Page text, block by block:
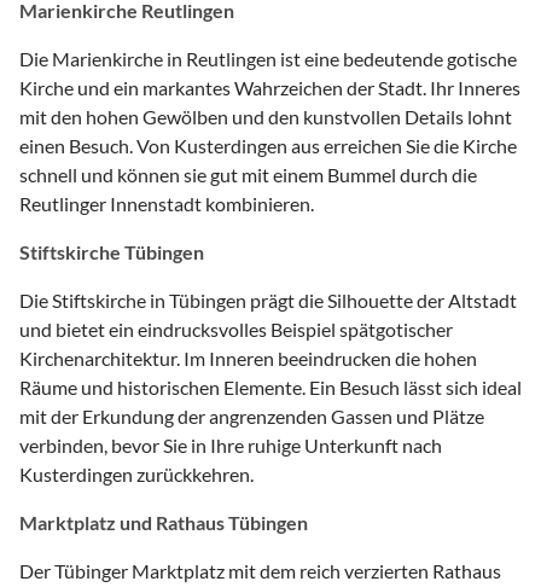
Marienkirche Reutlingen
Die Marienkirche in Reutlingen ist eine bedeutende gotische
Kirche und ein markantes Wahrzeichen der Stadt. Ihr Inneres
mit den hohen Gewölben und den kunstvollen Details lohnt
einen Besuch. Von Kusterdingen aus erreichen Sie die Kirche
schnell und können sie gut mit einem Bummel durch die
Reutlinger Innenstadt kombinieren.
Stiftskirche Tübingen
Die Stiftskirche in Tübingen prägt die Silhouette der Altstadt
und bietet ein eindrucksvolles Beispiel spätgotischer
Kirchenarchitektur. Im Inneren beeindrucken die hohen
Räume und historischen Elemente. Ein Besuch lässt sich ideal
mit der Erkundung der angrenzenden Gassen und Plätze
verbinden, bevor Sie in Ihre ruhige Unterkunft nach
Kusterdingen zurückkehren.
Marktplatz und Rathaus Tübingen
Der Tübinger Marktplatz mit dem reich verzierten Rathaus